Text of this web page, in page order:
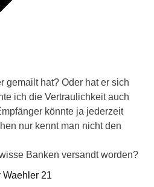
gemailt hat? Oder hat er sich
ich die Vertraulichkeit auch
könnte ja jederzeit
nur kennt man nicht den
Banken versandt worden?
Waehler 21